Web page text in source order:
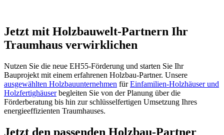
Jetzt mit Holzbauwelt-Partnern Ihr
Traumhaus verwirklichen
Nutzen Sie die neue EH55-Förderung und starten Sie Ihr
Bauprojekt mit einem erfahrenen Holzbau-Partner. Unsere
ausgewählten Holzbauunternehmen fürEinfamilien-Holzhäuser und
Holzfertighäuserbegleiten Sie von der Planung über die
Förderberatung bis hin zur schlüsselfertigen Umsetzung Ihres
energieeffizienten Traumhauses.
Jetzt den passenden Holzbau-Partner